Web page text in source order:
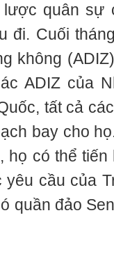
quân sự
đi. Cuối
không
ADIZ của
tất cả
bay cho
họ có thể
cầu của
quần đảo